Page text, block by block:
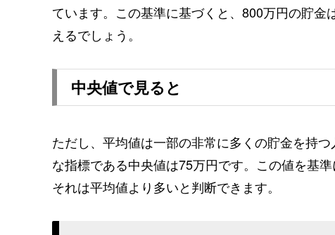
ています。この基準に基づくと、800万円の貯
えるでしょう。
中央値で見ると
ただし、平均値は一部の非常に多くの貯金を持
な指標である中央値は75万円です。この値を基
それは平均値より多いと判断できます。